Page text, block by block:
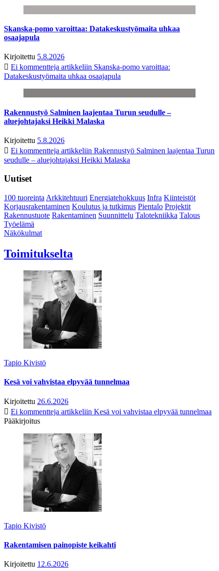
Skanska-pomo varoittaa: Datakeskustyömaita uhkaa
osaajapula
Kirjoitettu 5.8.2026
Ei kommentteja artikkeliin Skanska-pomo varoittaa:
Datakeskustyömaita uhkaa osaajapula
Rakennustyö Salminen laajentaa Turun seudulle –
aluejohtajaksi Heikki Malaska
Kirjoitettu 5.8.2026
Ei kommentteja artikkeliin Rakennustyö Salminen laajentaa Turun
seudulle – aluejohtajaksi Heikki Malaska
Uutiset
100 tuoreinta Arkkitehtuuri Energiatehokkuus Infra Kiinteistöt
Korjausrakentaminen Koulutus ja tutkimus Pientalo Projektit
Rakennustuote Rakentaminen Suunnittelu Talotekniikka Talous
Työelämä
Näkökulmat
Toimitukselta
Tapio Kivistö
Kesä voi vahvistaa elpyvää tunnelmaa
Kirjoitettu 26.6.2026
Ei kommentteja artikkeliin Kesä voi vahvistaa elpyvää tunnelmaa
Pääkirjoitus
Tapio Kivistö
Rakentamisen painopiste keikahti
Kirjoitettu 12.6.2026